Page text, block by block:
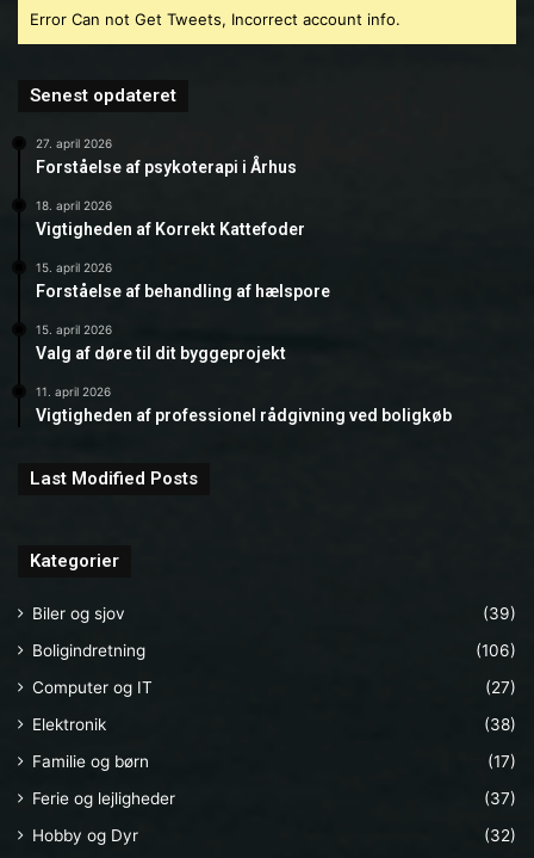
Error Can not Get Tweets, Incorrect account info.
Senest opdateret
27. april 2026
Forståelse af psykoterapi i Århus
18. april 2026
Vigtigheden af Korrekt Kattefoder
15. april 2026
Forståelse af behandling af hælspore
15. april 2026
Valg af døre til dit byggeprojekt
11. april 2026
Vigtigheden af professionel rådgivning ved boligkøb
Last Modified Posts
Kategorier
Biler og sjov
(39)
Boligindretning
(106)
Computer og IT
(27)
Elektronik
(38)
Familie og børn
(17)
Ferie og lejligheder
(37)
Hobby og Dyr
(32)